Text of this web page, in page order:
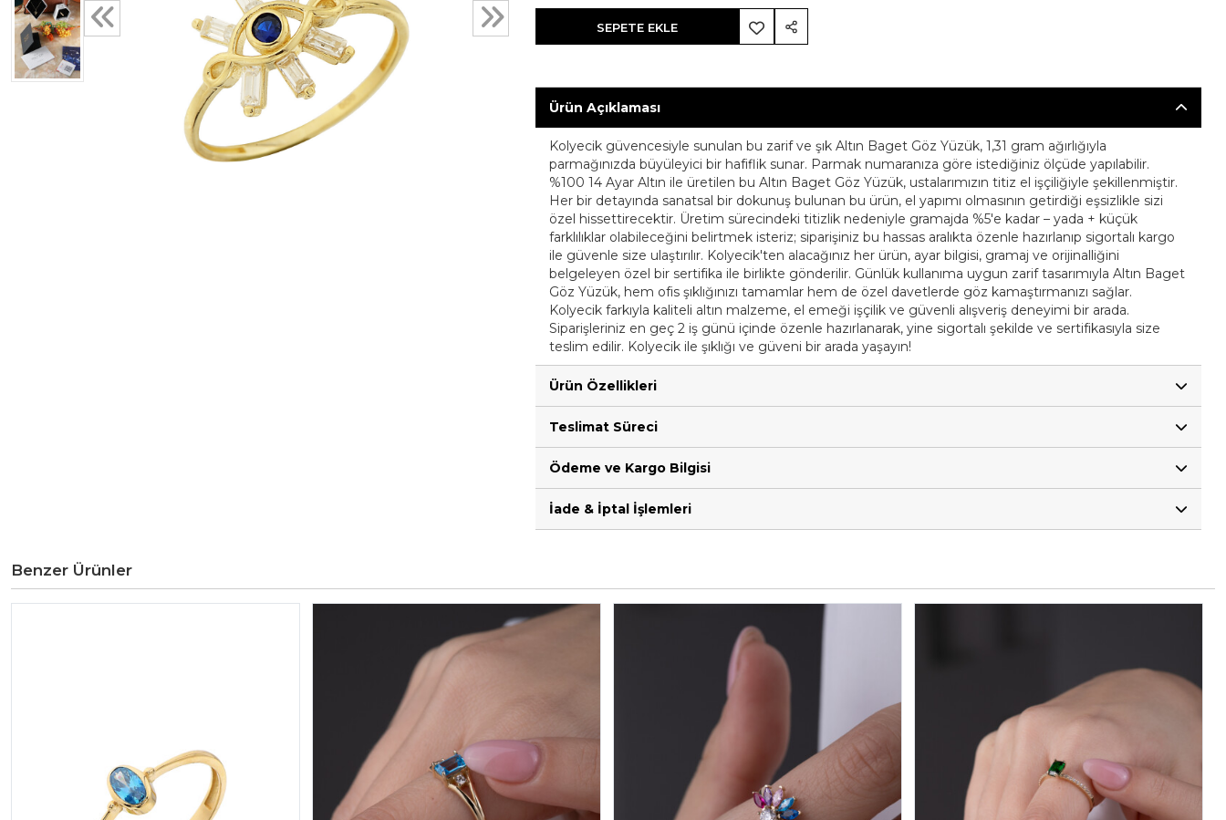
SEPETE EKLE
Ürün Açıklaması
Kolyecik güvencesiyle sunulan bu zarif ve şık Altın Baget Göz Yüzük, 1,31 gram ağırlığıyla
parmağınızda büyüleyici bir hafiflik sunar. Parmak numaranıza göre istediğiniz ölçüde yapılabilir.
%100 14 Ayar Altın ile üretilen bu Altın Baget Göz Yüzük, ustalarımızın titiz el işçiliğiyle şekillenmiştir.
Her bir detayında sanatsal bir dokunuş bulunan bu ürün, el yapımı olmasının getirdiği eşsizlikle sizi
özel hissettirecektir. Üretim sürecindeki titizlik nedeniyle gramajda %5'e kadar – yada + küçük
farklılıklar olabileceğini belirtmek isteriz; siparişiniz bu hassas aralıkta özenle hazırlanıp sigortalı kargo
ile güvenle size ulaştırılır. Kolyecik'ten alacağınız her ürün, ayar bilgisi, gramaj ve orijinalliğini
belgeleyen özel bir sertifika ile birlikte gönderilir. Günlük kullanıma uygun zarif tasarımıyla Altın Baget
Göz Yüzük, hem ofis şıklığınızı tamamlar hem de özel davetlerde göz kamaştırmanızı sağlar.
Kolyecik farkıyla kaliteli altın malzeme, el emeği işçilik ve güvenli alışveriş deneyimi bir arada.
Siparişleriniz en geç 2 iş günü içinde özenle hazırlanarak, yine sigortalı şekilde ve sertifikasıyla size
teslim edilir. Kolyecik ile şıklığı ve güveni bir arada yaşayın!
Ürün Özellikleri
Teslimat Süreci
Ödeme ve Kargo Bilgisi
İade & İptal İşlemleri
Benzer Ürünler